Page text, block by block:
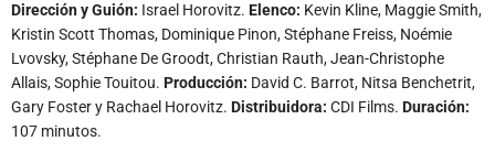
Dirección y Guión: Israel Horovitz. Elenco: Kevin Kline, Maggie Smith,
Kristin Scott Thomas, Dominique Pinon, Stéphane Freiss, Noémie
Lvovsky, Stéphane De Groodt, Christian Rauth, Jean-Christophe
Allais, Sophie Touitou. Producción: David C. Barrot, Nitsa Benchetrit,
Gary Foster y Rachael Horovitz. Distribuidora: CDI Films. Duración:
107 minutos.